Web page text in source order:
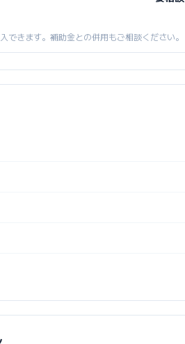
できます。補助金との併用もご相談ください。